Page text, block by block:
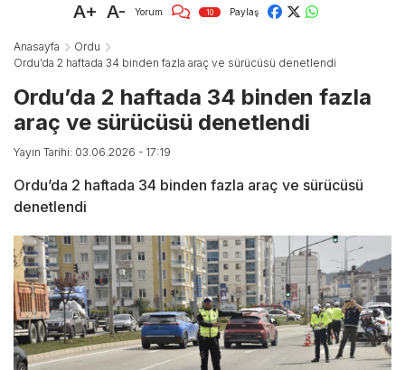
A+ A- Yorum 10 Paylaş
Anasayfa
Ordu
Ordu’da 2 haftada 34 binden fazla araç ve sürücüsü denetlendi
Ordu’da 2 haftada 34 binden fazla
araç ve sürücüsü denetlendi
Yayın Tarihi: 03.06.2026 - 17:19
Ordu’da 2 haftada 34 binden fazla araç ve sürücüsü
denetlendi